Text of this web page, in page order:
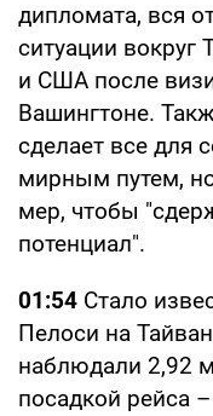
дипломата, вся
ситуации вокруг
и США после
Вашингтоне.
сделает все для
мирным путем,
мер, чтобы
потенциал".
01:54 Стало
Пелоси на
наблюдали 2,92
посадкой рейса